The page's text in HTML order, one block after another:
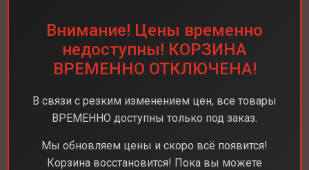
Внимание! Цены временно
недоступны! КОРЗИНА
ВРЕМЕННО ОТКЛЮЧЕНА!
В связи с резким изменением цен, все товары
ВРЕМЕННО доступны только под заказ.
Мы обновляем цены и скоро всё появится!
Корзина восстановится! Пока вы можете